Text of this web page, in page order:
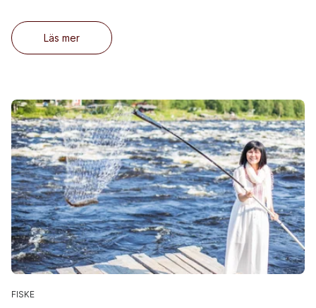
Läs mer
FISKE